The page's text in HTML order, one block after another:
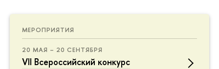
МЕРОПРИЯТИЯ
20 МАЯ – 20 СЕНТЯБРЯ
VII Всероссийский конкурс